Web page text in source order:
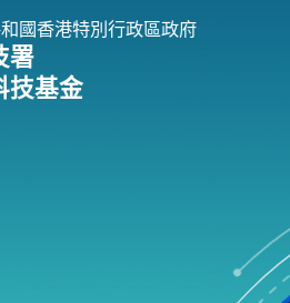
國香港特別行政區政府
署
技基金
資助計劃
企業 / 初創企業 /
科技
推進新型工業化及發展新質生
接受高端科技培訓 / 聘用人才進行